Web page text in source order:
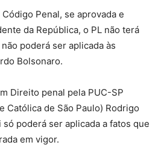
Penal, se aprovada e
da República, o PL não terá
poderá ser aplicada às
Bolsonaro.
Direito penal pela PUC-SP
Católica de São Paulo) Rodrigo
poderá ser aplicada a fatos que
em vigor.